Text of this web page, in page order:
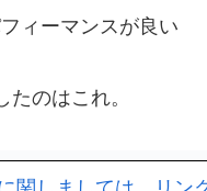
ィーマンスが良い
たのはこれ。